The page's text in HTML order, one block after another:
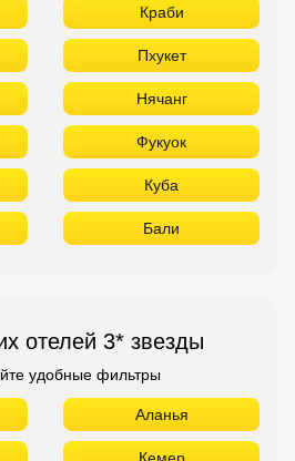
Бали
отелей 3* звезды
удобные фильтры
Аланья
Шарм Эль Шейх
Абу Даби
Аджман